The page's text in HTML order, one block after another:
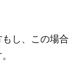
し、この場合